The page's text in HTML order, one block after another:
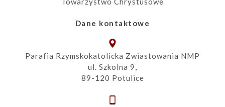
Dane kontaktowe
Parafia Rzymskokatolicka Zwiastowania NMP
ul. Szkolna 9,
89-120 Potulice